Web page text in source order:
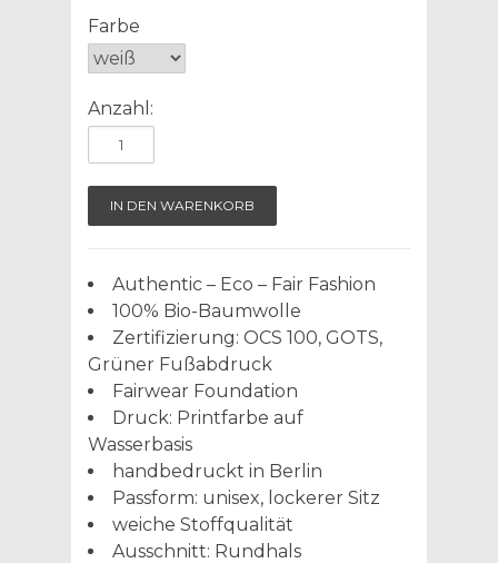
Farbe
Anzahl:
Authentic – Eco – Fair Fashion
100% Bio-Baumwolle
Zertifizierung: OCS 100, GOTS,
Grüner Fußabdruck
Fairwear Foundation
Druck: Printfarbe auf
Wasserbasis
handbedruckt in Berlin
Passform: unisex, lockerer Sitz
weiche Stoffqualität
Ausschnitt: Rundhals